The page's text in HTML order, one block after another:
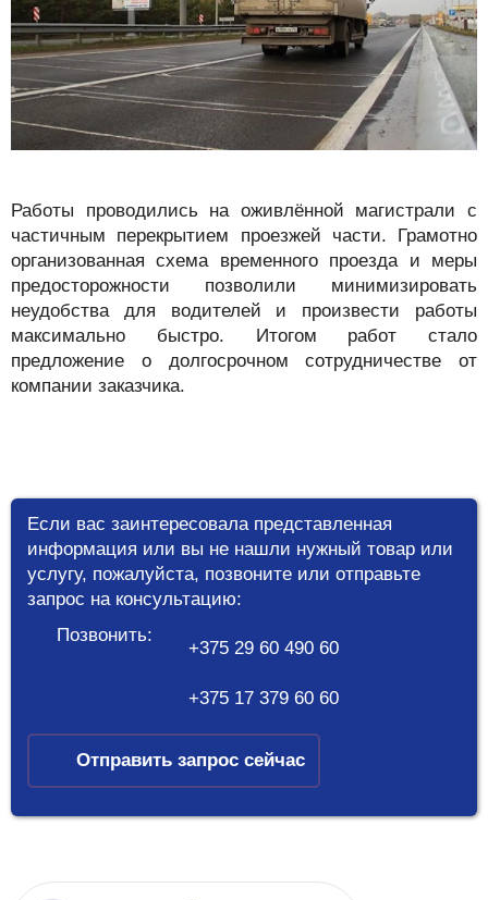
Работы проводились на оживлённой магистрали с
частичным перекрытием проезжей части. Грамотно
организованная схема временного проезда и меры
предосторожности позволили минимизировать
неудобства для водителей и произвести работы
максимально быстро. Итогом работ стало
предложение о долгосрочном сотрудничестве от
компании заказчика.
Если вас заинтересовала представленная
информация или вы не нашли нужный товар или
услугу, пожалуйста, позвоните или отправьте
запрос на консультацию:
Позвонить:
+375 29 60 490 60
+375 17 379 60 60
Отправить запрос сейчас